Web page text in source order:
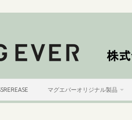
マグエバーオリジナル製品